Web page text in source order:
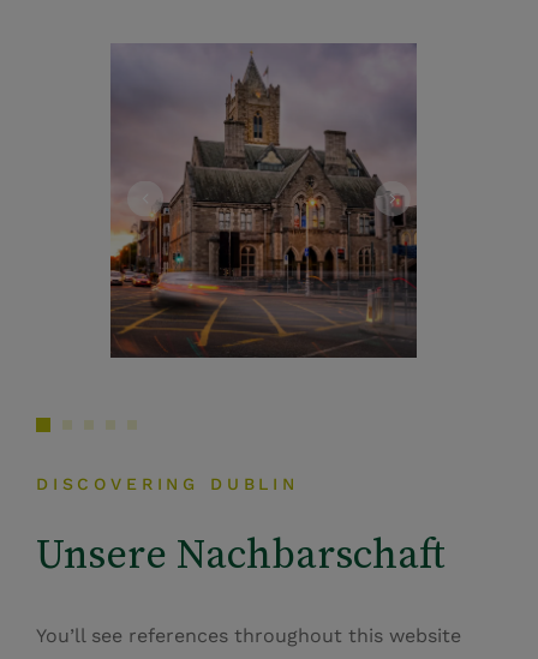
DISCOVERING DUBLIN
Unsere Nachbarschaft
You’ll see references throughout this website